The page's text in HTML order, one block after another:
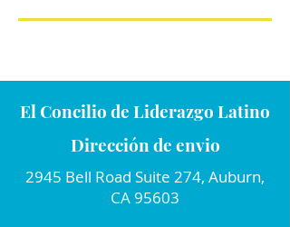
El Concilio de Liderazgo Latino
Dirección de envio
2945 Bell Road Suite 274, Auburn,
CA 95603